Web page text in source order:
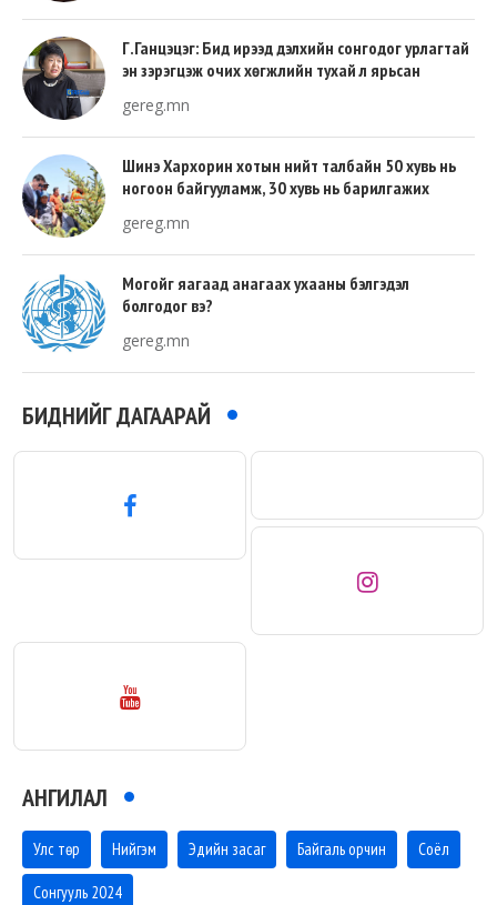
Г.Ганцэцэг: Бид ирээд дэлхийн сонгодог урлагтай
эн зэрэгцэж очих хөгжлийн тухай л ярьсан
gereg.mn
Шинэ Хархорин хотын нийт талбайн 50 хувь нь
ногоон байгууламж, 30 хувь нь барилгажих
gereg.mn
Могойг яагаад анагаах ухааны бэлгэдэл
болгодог вэ?
gereg.mn
БИДНИЙГ ДАГААРАЙ
АНГИЛАЛ
Улс төр Нийгэм Эдийн засаг Байгаль орчин Соёл
Сонгууль 2024